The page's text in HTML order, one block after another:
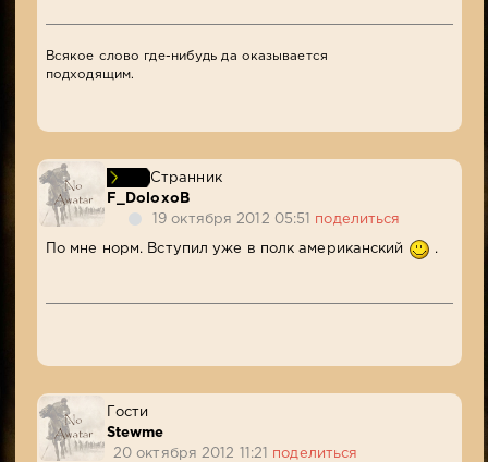
Всякое слово где-нибудь да оказывается
подходящим.
Странник
F_DoloxoB
19 октября 2012 05:51
поделиться
По мне норм. Вступил уже в полк американский .
Гости
Stewme
20 октября 2012 11:21 поделиться